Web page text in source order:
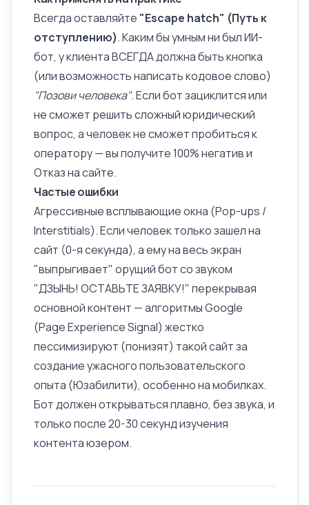
Всегда оставляйте "Escape hatch" (Путь к
отступлению). Каким бы умным ни был ИИ-
бот, у клиента ВСЕГДА должна быть кнопка
(или возможность написать кодовое слово)
"Позови человека". Если бот зациклится или
не сможет решить сложный юридический
вопрос, а человек не сможет пробиться к
оператору — вы получите 100% негатив и
Отказ на сайте.
Частые ошибки
Агрессивные всплывающие окна (Pop-ups /
Interstitials). Если человек только зашел на
сайт (0-я секунда), а ему на весь экран
"выпрыгивает" орущий бот со звуком
"ДЗЫНЬ! ОСТАВЬТЕ ЗАЯВКУ!" перекрывая
основнойконтент — алгоритмыGoogle
(Page Experience Signal) жестко
пессимизируют (понизят) такой сайт за
создание ужасного пользовательского
опыта (Юзабилити), особенно на мобилках.
Бот должен открываться плавно, без звука, и
только после 20-30 секунд изучения
контента юзером.